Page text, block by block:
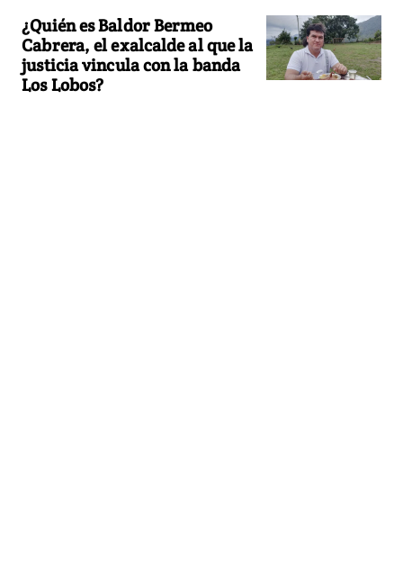
¿Quién es Baldor Bermeo
Cabrera, el exalcalde al que la
justicia vincula con la banda
Los Lobos?